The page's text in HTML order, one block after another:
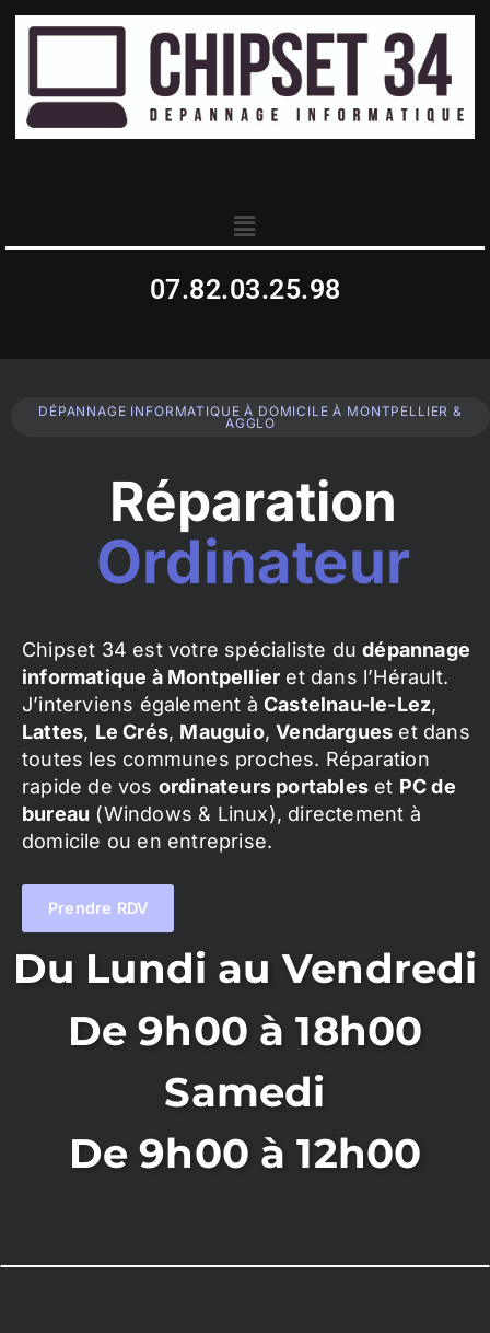
07.82.03.25.98
DÉPANNAGE INFORMATIQUE À DOMICILE À MONTPELLIER &
AGGLO
Réparation
Ordinateur
Chipset 34 est votre spécialiste dudépannage
informatique à Montpellier et dans l’Hérault.
J’interviens également à Castelnau-le-Lez,
Lattes, Le Crés, Mauguio,Vendargues et dans
toutes les communes proches. Réparation
rapide de vos ordinateurs portables et PC de
bureau (Windows & Linux), directement à
domicile ou en entreprise.
Prendre RDV
Du Lundi au Vendredi
De 9h00 à 18h00
Samedi
De 9h00 à 12h00